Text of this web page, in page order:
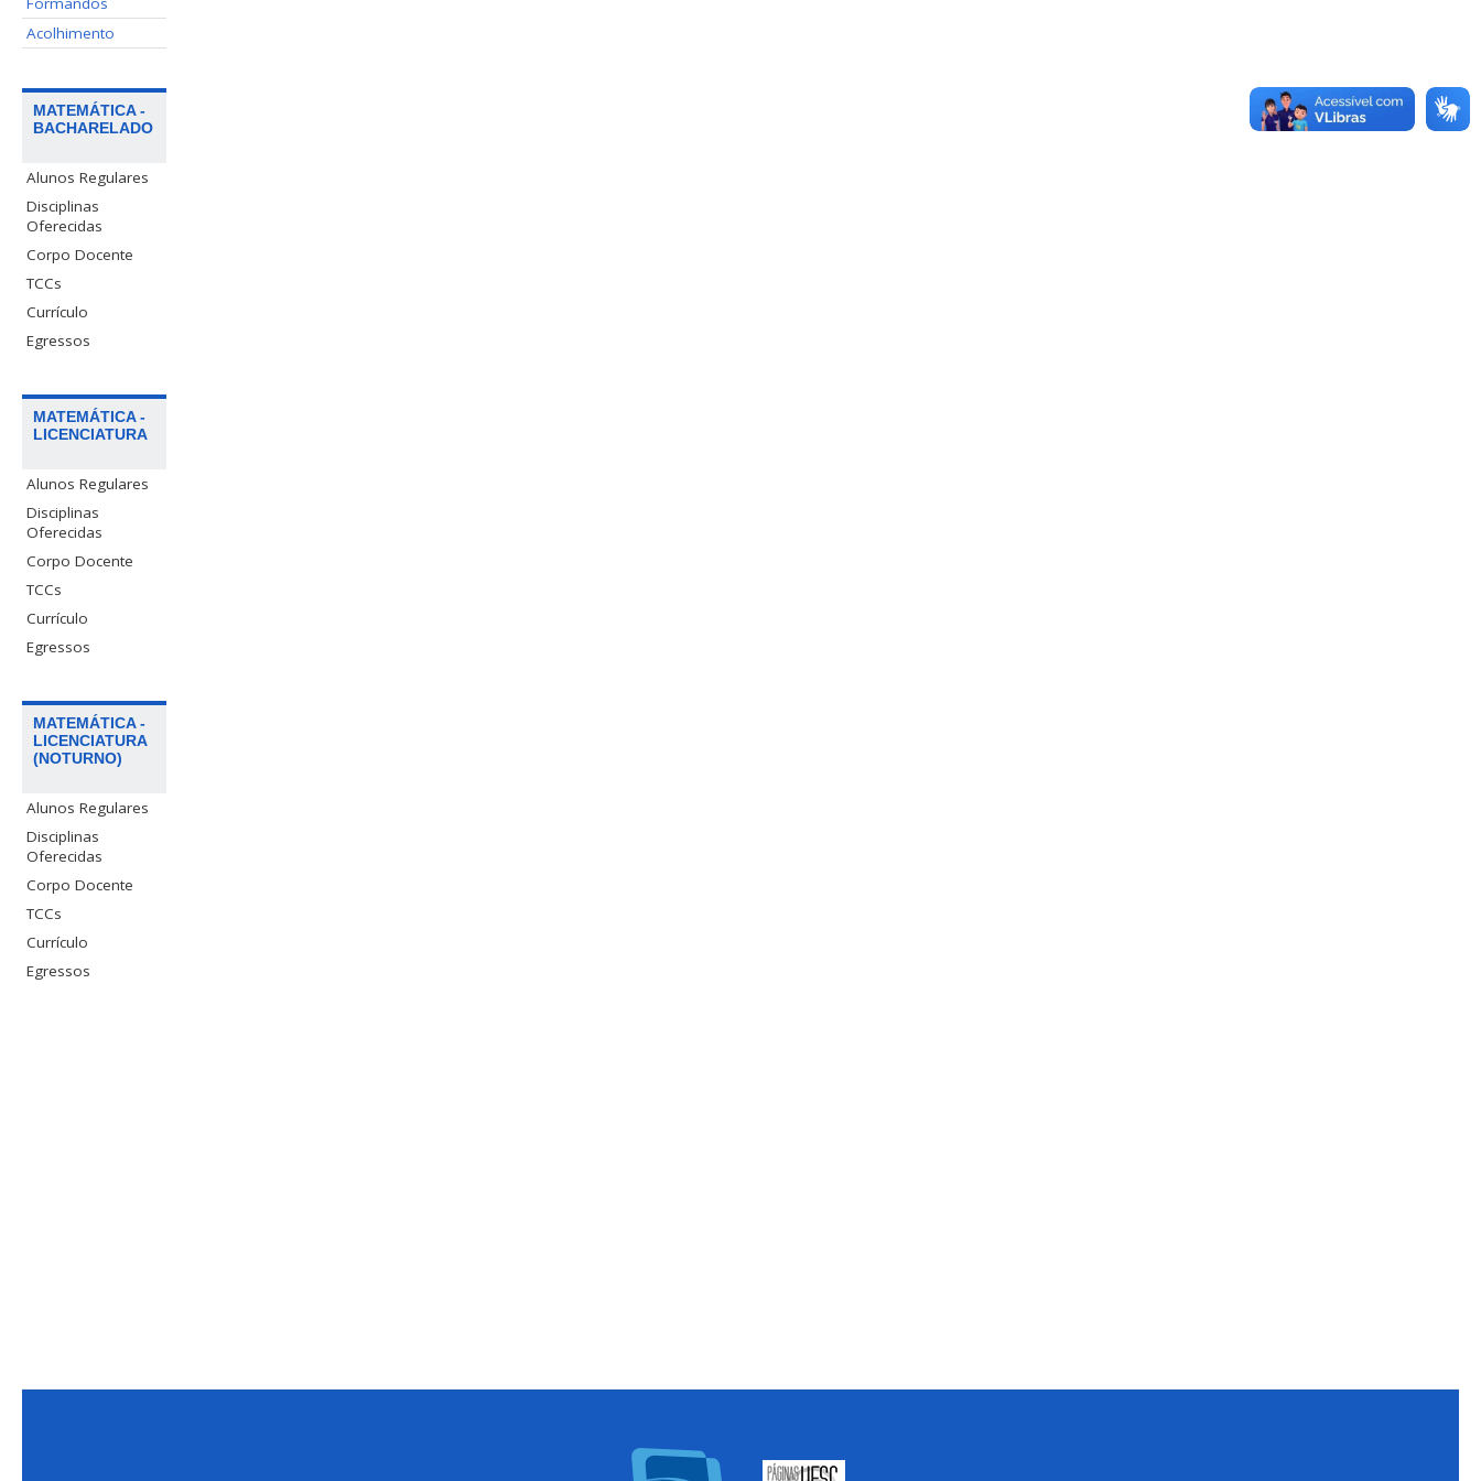
Acolhimento
MATEMÁTICA -
BACHARELADO
Alunos Regulares
Disciplinas
Oferecidas
Corpo Docente
TCCs
Currículo
Egressos
MATEMÁTICA -
LICENCIATURA
Alunos Regulares
Disciplinas
Oferecidas
Corpo Docente
TCCs
Currículo
Egressos
MATEMÁTICA -
LICENCIATURA
(NOTURNO)
Alunos Regulares
Disciplinas
Oferecidas
Corpo Docente
TCCs
Currículo
Egressos